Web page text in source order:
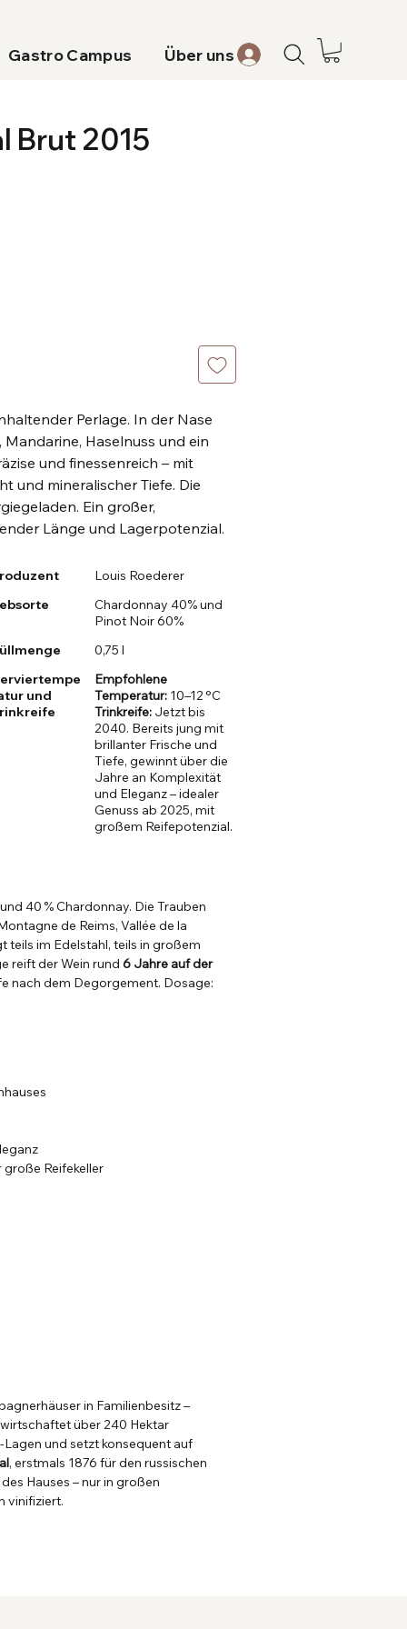
Gastro Campus Über uns
Brut 2015
Perlage. In der Nase
Haselnuss und ein
und finessenreich – mit
und mineralischer Tiefe. Die
Ein großer,
Länge und Lagerpotenzial.
Louis Roederer
Chardonnay 40% und
Pinot Noir 60%
0,75 l
und
Empfohlene
Temperatur: 10–12 °C
Trinkreife: Jetzt bis
2040. Bereits jung mit
brillanter Frische und
Tiefe, gewinnt über die
Jahre an Komplexität
und Eleganz – idealer
Genuss ab 2025, mit
großem Reifepotenzial.
40 % Chardonnay. Die Trauben
de Reims, Vallée de la
teils im Edelstahl, teils in großem
reift der Wein rund6 Jahre auf der
nach dem Degorgement. Dosage:
Reifekeller
in Familienbesitz –
über 240 Hektar
und setzt konsequent auf
, erstmals 1876 für den russischen
Hauses – nur in großen
vinifiziert.